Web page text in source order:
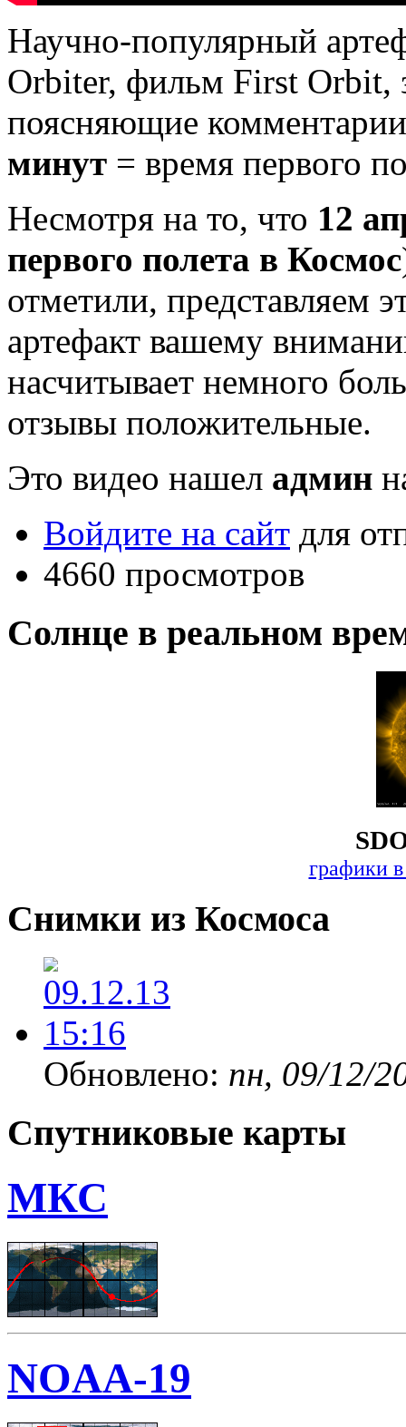
Научно-популярный
Orbiter, фильм First Orbit,
поясняющие
минут = время первого
Несмотря на то, что 12
первого полета в Космос
отметили, представляем
артефакт вашему
насчитывает немного
отзывы положительные.
Это видео нашел админ
Войдите на сайт для
4660 просмотров
Солнце в реальном
графики
Снимки из Космоса
Обновлено: пн, 09/12/
Спутниковые карты
МКС
NOAA-19